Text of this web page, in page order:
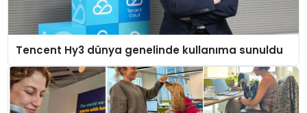
Tencent Hy3 dünya genelinde kullanıma sunuldu